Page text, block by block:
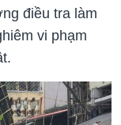
điều tra làm
vi phạm